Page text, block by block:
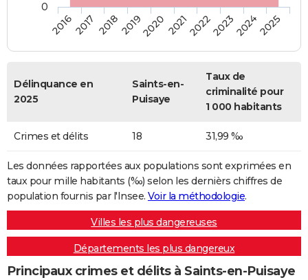
20162017 20182019202020212022202320242025
0
Délinquance en
2025
Saints-en-
Puisaye
Taux de
criminalité pour
1 000 habitants
Crimes et délits 18 31,99 ‰
Les données rapportées aux populations sont exprimées en
taux pour mille habitants (‰) selon les dernièrs chiffres de
population fournis par l'Insee. Voir la méthodologie.
Villes les plus dangereuses
Départements les plus dangereux
Principaux crimes et délits à Saints-en-Puisaye